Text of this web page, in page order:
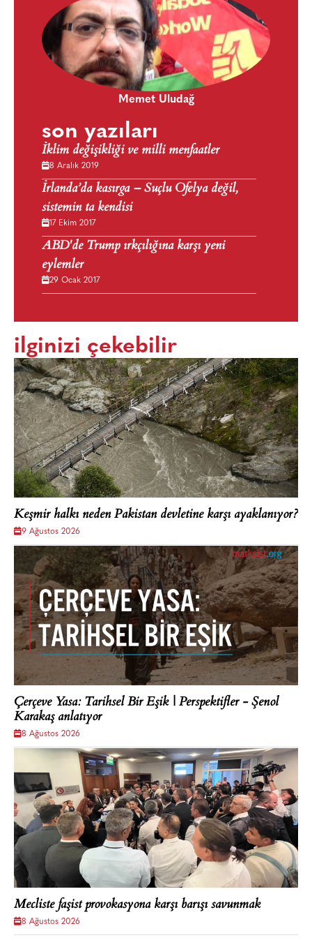
Memet Uludağ
son yazıları
İklim değişikliği ve milli menfaatler
8 Aralık 2019
İrlanda’da kasırga – Suçlu Ofelya değil,
sistemin ta kendisi
17 Ekim 2017
ABD'de Trump ırkçılığına karşı yeni
eylemler
29 Ocak 2017
ilginizi çekebilir
Keşmir halkı neden Pakistan devletine karşı ayaklanıyor?
9 Ağustos 2026
Çerçeve Yasa: Tarihsel Bir Eşik | Perspektifler - Şenol
Karakaş anlatıyor
8 Ağustos 2026
Mecliste faşist provokasyona karşı barışı savunmak
8 Ağustos 2026